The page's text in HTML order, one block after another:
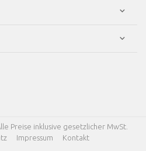
Preise inklusive gesetzlicher MwSt.
Impressum Kontakt